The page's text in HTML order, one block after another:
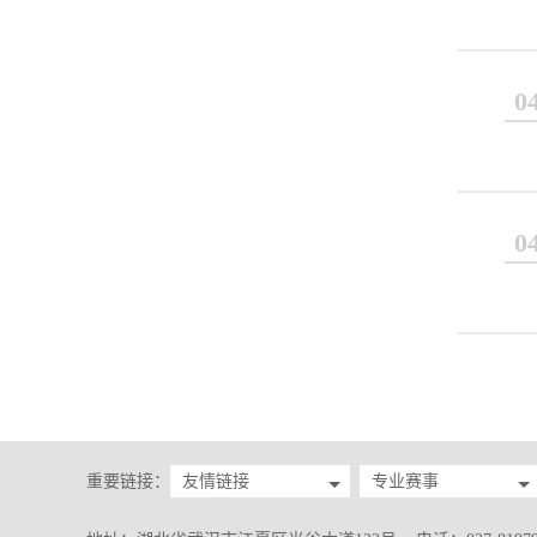
重要链接： 友情链接 专业赛事